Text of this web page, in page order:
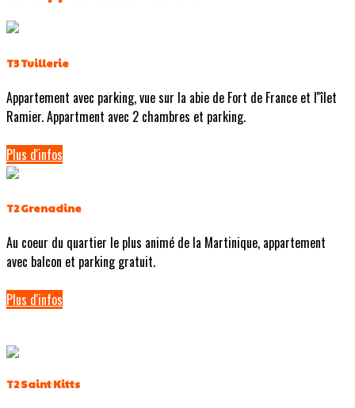
T3 Tuillerie
Appartement avec parking, vue sur la abie de Fort de France et l''îlet
Ramier. Appartment avec 2 chambres et parking.
Plus d'infos
T2 Grenadine
Au coeur du quartier le plus animé de la Martinique, appartement
avec balcon et parking gratuit.
Plus d'infos
T2 Saint Kitts